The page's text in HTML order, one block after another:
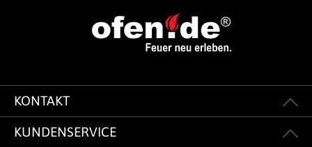
KONTAKT
KUNDENSERVICE